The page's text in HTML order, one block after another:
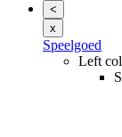
<
x
Speelgoed
Left